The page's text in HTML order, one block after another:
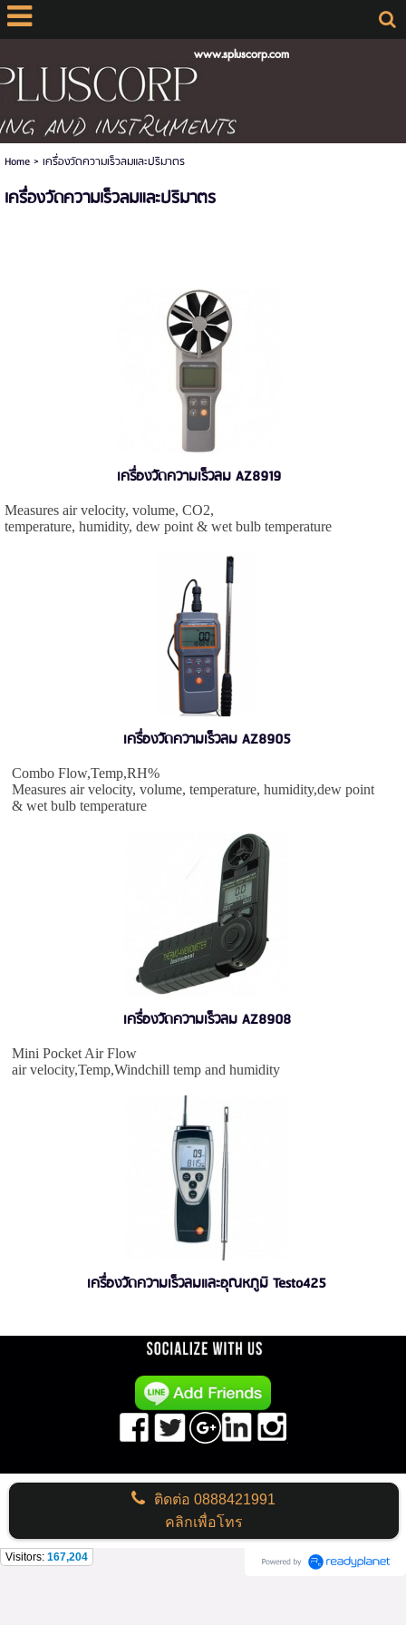
www.spluscorp.com
Home> เครื่องวัดความเร็วลมและปริมาตร
เครื่องวัดความเร็วลมและปริมาตร
เครื่องวัดความเร็วลม AZ8919
Measures air velocity, volume, CO2,
temperature, humidity, dew point & wet bulb temperature
เครื่องวัดความเร็วลม AZ8905
Combo Flow,Temp,RH%
Measures air velocity, volume, temperature, humidity,dew point
& wet bulb temperature
เครื่องวัดความเร็วลม AZ8908
Mini Pocket Air Flow
air velocity,Temp,Windchill temp and humidity
เครื่องวัดความเร็วลมและอุณหภูมิ Testo425
ติดต่อ0888421991
คลิกเพื่อโทร
Visitors: 167,204